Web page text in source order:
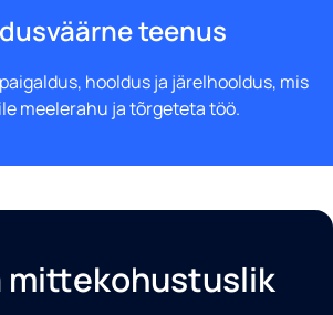
teenus
hooldus ja järelhooldus, mis
meelerahu ja tõrgeteta töö.
mittekohustuslik